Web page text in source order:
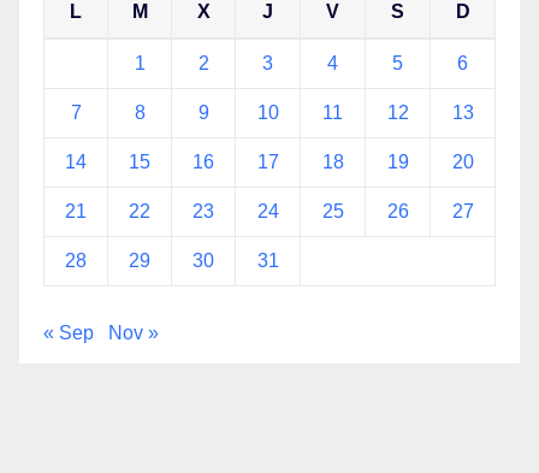
L M X J V S D
1 2 3 4 5 6
7 8 9 10 11 12 13
14 15 16 17 18 19 20
21 22 23 24 25 26 27
28 29 30 31
« Sep Nov »